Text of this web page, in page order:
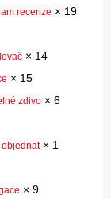
recenze × 19
× 14
× 15
zdivo × 6
objednat× 1
× 9